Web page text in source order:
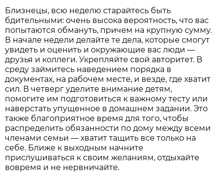
Близнецы, всю неделю старайтесь быть
бдительными: очень высока вероятность, что вас
попытаются обмануть, причем на крупную сумму.
В начале недели делайте те дела, которые смогут
увидеть и оценить и окружающие вас люди —
друзья и коллеги. Укрепляйте свой авторитет. В
среду займитесь наведением порядка в
документах, на рабочем месте, и везде, где хватит
сил. В четверг уделите внимание детям,
помогите им подготовиться к важному тесту или
наверстать упущенное в домашнем задании. Это
также благоприятное время для того, чтобы
распределить обязанности по дому между всеми
членами семьи — хватит тащить все только на
себе. Ближе к выходным начните
прислушиваться к своим желаниям, отдыхайте
вовремя и не нервничайте.